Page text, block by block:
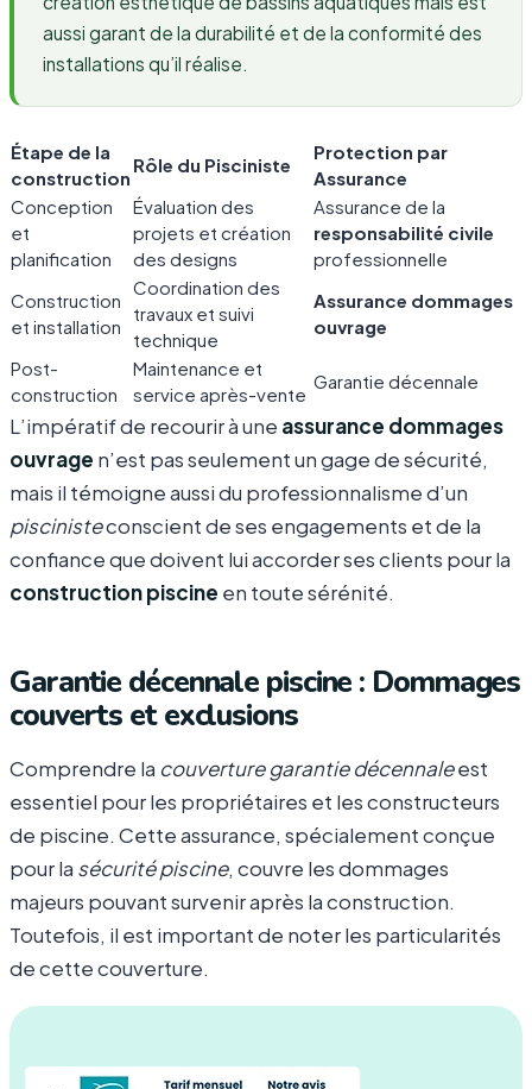
aussi garant de la durabilité et de la conformité des
installations qu’il réalise.
Étape de la
construction
Rôle du Pisciniste
Protection par
Assurance
Conception
et
planification
Évaluation des
projets et création
des designs
Assurance de la
responsabilité civile
professionnelle
Construction
et installation
Coordination des
travaux et suivi
technique
Assurance dommages
ouvrage
Post-
construction
Maintenance et
service après-vente
Garantie décennale
L’impératif de recourir à une assurance dommages
ouvrage n’est pas seulement un gage de sécurité,
mais il témoigne aussi du professionnalisme d’un
piscinisteconscient de ses engagements et de la
confiance que doivent lui accorder ses clients pour la
construction piscine en toute sérénité.
Garantie décennale piscine : Dommages
couverts et exclusions
Comprendre la couverture garantie décennaleest
essentiel pour les propriétaires et les constructeurs
de piscine. Cette assurance, spécialement conçue
pour la sécurité piscine, couvre les dommages
majeurs pouvant survenir après la construction.
Toutefois, il est important de noter les particularités
de cette couverture.